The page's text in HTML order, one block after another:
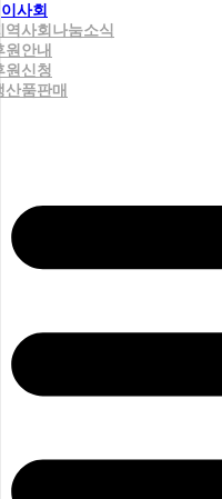
이사회
역사회나눔소식
원안내
원신청
산품판매